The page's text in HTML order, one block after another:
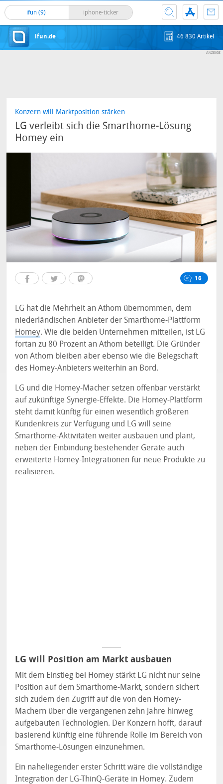
ifun (9) iphone-ticker
ifun.de 46 830 Artikel
Konzern will Marktposition stärken
LG verleibt sich die Smarthome-Lösung
Homey ein
16
LG hat die Mehrheit an Athom übernommen, dem
niederländischen Anbieter der Smarthome-Plattform
Homey. Wie die beiden Unternehmen mitteilen, ist LG
fortan zu 80 Prozent an Athom beteiligt. Die Gründer
von Athom bleiben aber ebenso wie die Belegschaft
des Homey-Anbieters weiterhin an Bord.
LG und die Homey-Macher setzen offenbar verstärkt
auf zukünftige Synergie-Effekte. Die Homey-Plattform
steht damit künftig für einen wesentlich größeren
Kundenkreis zur Verfügung und LG will seine
Smarthome-Aktivitäten weiter ausbauen und plant,
neben der Einbindung bestehender Geräte auch
erweiterte Homey-Integrationen für neue Produkte zu
realisieren.
LG will Position am Markt ausbauen
Mit dem Einstieg bei Homey stärkt LG nicht nur seine
Position auf dem Smarthome-Markt, sondern sichert
sich zudem den Zugriff auf die von den Homey-
Machern über die vergangenen zehn Jahre hinweg
aufgebauten Technologien. Der Konzern hofft, darauf
basierend künftig eine führende Rolle im Bereich von
Smarthome-Lösungen einzunehmen.
Ein naheliegender erster Schritt wäre die vollständige
Integration der LG-ThinQ-Geräte in Homey. Zudem